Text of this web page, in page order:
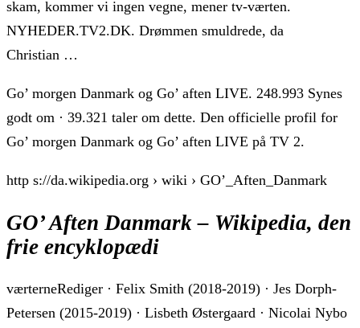
skam, kommer vi ingen vegne, mener tv-værten.
NYHEDER.TV2.DK. Drømmen smuldrede, da
Christian …
Go’ morgen Danmark og Go’ aften LIVE. 248.993 Synes
godt om · 39.321 taler om dette. Den officielle profil for
Go’ morgen Danmark og Go’ aften LIVE på TV 2.
http s://da.wikipedia.org › wiki › GO’_Aften_Danmark
GO’ Aften Danmark – Wikipedia, den
frie encyklopædi
værterneRediger · Felix Smith (2018-2019) · Jes Dorph-
Petersen (2015-2019) · Lisbeth Østergaard · Nicolai Nybo